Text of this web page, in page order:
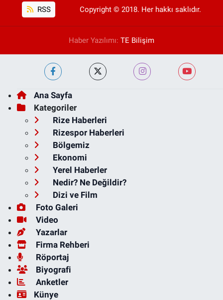
RSS Copyright © 2018. Her hakkı saklıdır.
Haber Yazılımı: TE Bilişim
Ana Sayfa
Kategoriler
Rize Haberleri
Rizespor Haberleri
Bölgemiz
Ekonomi
Yerel Haberler
Nedir? Ne Değildir?
Dizi ve Film
Foto Galeri
Video
Yazarlar
Firma Rehberi
Röportaj
Biyografi
Anketler
Künye